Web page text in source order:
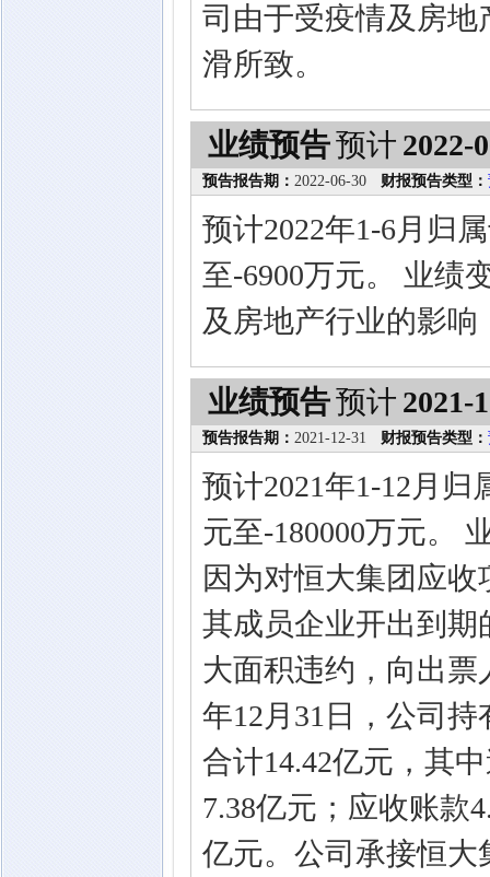
司由于受疫情及房
滑所致。
业绩预告预计 2022-
预告报告期： 2022-06-30 财报预告类型：
预计2022年1-6月归
至-6900万元。 业绩
及房地产行业的影
业绩预告预计 2021-
预告报告期： 2021-12-31 财报预告类型：
预计2021年1-12月归
元至-180000万元。
因为对恒大集团应
其成员企业开出到期
大面积违约，向出票
年12月31日，公司
合计14.42亿元，其
7.38亿元；应收账款
亿元。公司承接恒